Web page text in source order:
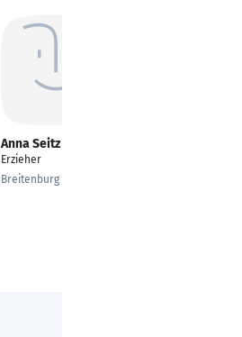
Anna Seitz
Erzieher
Breitenburg